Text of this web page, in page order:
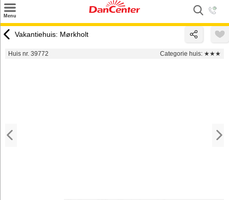
Menu
Inspiratie
Vakantiehuis: Mørkholt
Huis nr. 39772 Categorie huis: ★★★